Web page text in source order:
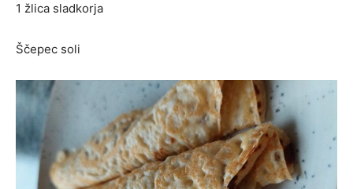
1 žlica sladkorja
Ščepec soli